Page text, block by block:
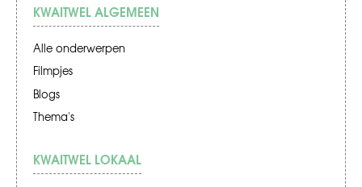
KWAITWEL ALGEMEEN
Alle onderwerpen
Filmpjes
Blogs
Thema's
KWAITWEL LOKAAL